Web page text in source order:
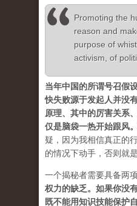
Promoting the
reason and
purpose of
activism, of
当年中国的所谓号召假
快失败源于发起人并没
原理、其中的厉害关系
仅是脑袋一热开始跟风。
疑，因为我相信真正的
的情况下动手，否则就
一个揭秘者需要具备两
权力的缺乏。如果你没
既不能用知识技能保护